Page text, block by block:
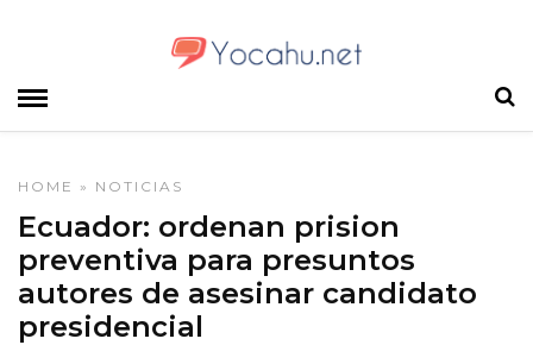
HOME » NOTICIAS
Ecuador: ordenan prision
preventiva para presuntos
autores de asesinar candidato
presidencial